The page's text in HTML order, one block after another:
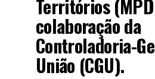
Territórios
colaboração da
Controladoria-
União (CGU).